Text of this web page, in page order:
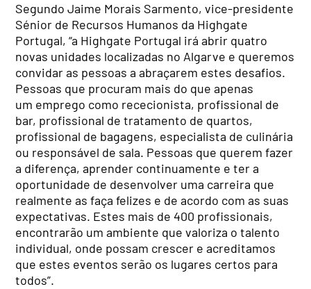
Segundo Jaime Morais Sarmento, vice-presidente
Sénior de Recursos Humanos da Highgate
Portugal, “a Highgate Portugal irá abrir quatro
novas unidades localizadas no Algarve e queremos
convidar as pessoas a abraçarem estes desafios.
Pessoas que procuram mais do que apenas
um emprego como rececionista, profissional de
bar, profissional de tratamento de quartos,
profissional de bagagens, especialista de culinária
ou responsável de sala. Pessoas que querem fazer
a diferença, aprender continuamente e ter a
oportunidade de desenvolver uma carreira que
realmente as faça felizes e de acordo com as suas
expectativas. Estes mais de 400 profissionais,
encontrarão um ambiente que valoriza o talento
individual, onde possam crescer e acreditamos
que estes eventos serão os lugares certos para
todos”.